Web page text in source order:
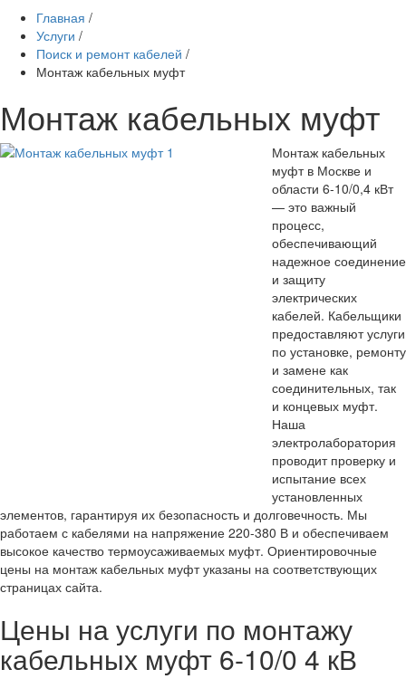
Главная /
Услуги /
Поиск и ремонт кабелей /
Монтаж кабельных муфт
Монтаж кабельных муфт
Монтаж кабельных
муфт в Москве и
области 6-10/0,4 кВт
— это важный
процесс,
обеспечивающий
надежное соединение
и защиту
электрических
кабелей. Кабельщики
предоставляют услуги
по установке, ремонту
и замене как
соединительных, так
и концевых муфт.
Наша
электролаборатория
проводит проверку и
испытание всех
установленных
элементов, гарантируя их безопасность и долговечность. Мы
работаем с кабелями на напряжение 220-380 В и обеспечиваем
высокое качество термоусаживаемых муфт. Ориентировочные
цены на монтаж кабельных муфт указаны на соответствующих
страницах сайта.
Цены на услуги по монтажу
кабельных муфт 6-10/0 4 кВ